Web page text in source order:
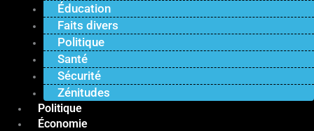
Éducation
Faits divers
Politique
Santé
Sécurité
Zénitudes
Politique
Économie